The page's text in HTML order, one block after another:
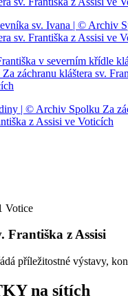
Votice
Františka z Assisi
příležitostné výstavy,
na sítích